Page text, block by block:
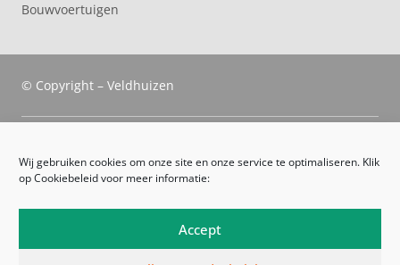
Wij gebruiken cookies om onze site en onze service te optimaliseren. Klik
op Cookiebeleid voor meer informatie:
Accept
Bouwvoertuigen
© Copyright – Veldhuizen
Veldhuizen Trucks
Route
Algemene voorwaarden